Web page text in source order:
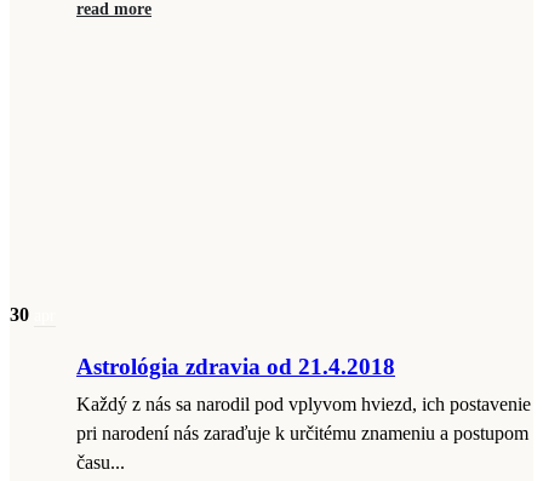
read more
30
Astrológia zdravia od 21.4.2018
Každý z nás sa narodil pod vplyvom hviezd, ich postavenie
pri narodení nás zaraďuje k určitému znameniu a postupom
času...